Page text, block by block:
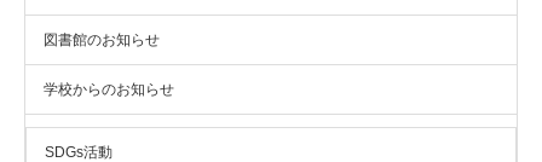
図書館のお知らせ
学校からのお知らせ
SDGs活動